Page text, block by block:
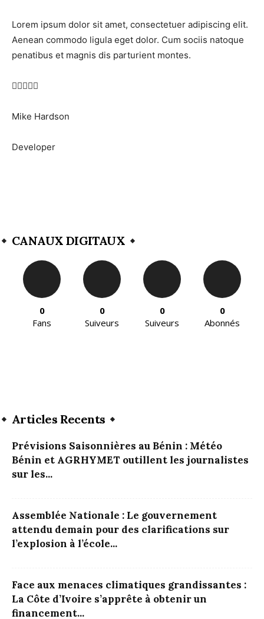
Lorem ipsum dolor sit amet, consectetuer adipiscing elit.
Aenean commodo ligula eget dolor. Cum sociis natoque
penatibus et magnis dis parturient montes.

Mike Hardson
Developer
CANAUX DIGITAUX
0
Fans
0
Suiveurs
0
Suiveurs
0
Abonnés
Articles Recents
Prévisions Saisonnières au Bénin : Météo
Bénin et AGRHYMET outillent les journalistes
sur les...
Assemblée Nationale : Le gouvernement
attendu demain pour des clarifications sur
l’explosion à l’école...
Face aux menaces climatiques grandissantes :
La Côte d’Ivoire s’apprête à obtenir un
financement...